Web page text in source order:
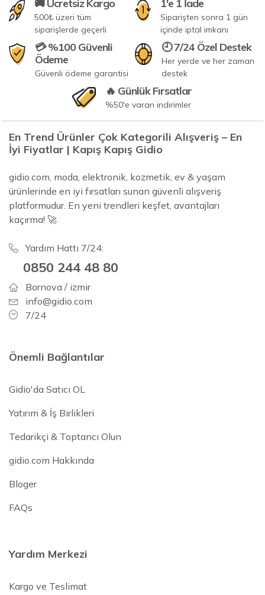
🚚 Ücretsiz Kargo
500₺ üzeri tüm
siparişlerde geçerli
1'e 1 İade
Siparişten sonra 1 gün
içinde iptal imkanı
💳 %100 Güvenli
Ödeme
Güvenli ödeme garantisi
🕘 7/24 Özel Destek
Her yerde ve her zaman
destek
🔥 Günlük Fırsatlar
%50'e varan indirimler
En Trend Ürünler Çok Kategorili Alışveriş – En
İyi Fiyatlar | Kapış Kapış Gidio
gidio.com, moda, elektronik, kozmetik, ev & yaşam
ürünlerinde en iyi fırsatları sunan güvenli alışveriş
platformudur. En yeni trendleri keşfet, avantajları
kaçırma! 🚀
Yardım Hattı 7/24:
0850 244 48 80
Bornova / izmir
info@gidio.com
7/24
Önemli Bağlantılar
Gidio'da Satıcı OL
Yatırım & İş Birlikleri
Tedarikçi & Toptancı Olun
gidio.com Hakkında
Bloger
FAQs
Yardım Merkezi
Kargo ve Teslimat